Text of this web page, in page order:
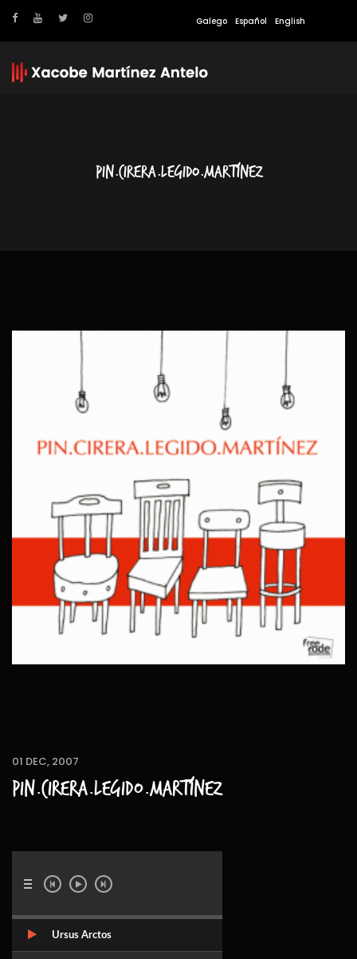
Galego Español English
Pin.Cirera.Legido.Martínez
01 DEC, 2007
Pin.Cirera.Legido.Martínez
Ursus Arctos